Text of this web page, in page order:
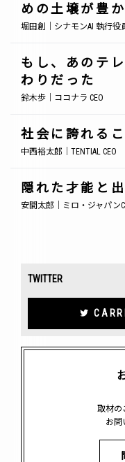
めの土壌が豊か
堀田創｜シナモンAI 執行役
もし、あのテ
わりだった
鈴木歩｜ココナラ CEO
社会に誇れる
中西裕太郎｜TENTIAL CEO
隠れた才能と
安間太郎｜ミロ・ジャパン
TWITTER
取材の
お問